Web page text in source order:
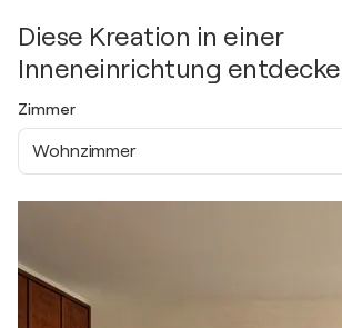
Diese Kreation in einer
Inneneinrichtung
Zimmer
Wohnzimmer